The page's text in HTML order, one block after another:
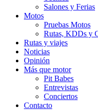
Salones y Ferias
Motos
Pruebas Motos
Rutas, KDDs y
Rutas y viajes
Noticias
Opinión
Más que motor
Pit Babes
Entrevistas
Conciertos
Contacto